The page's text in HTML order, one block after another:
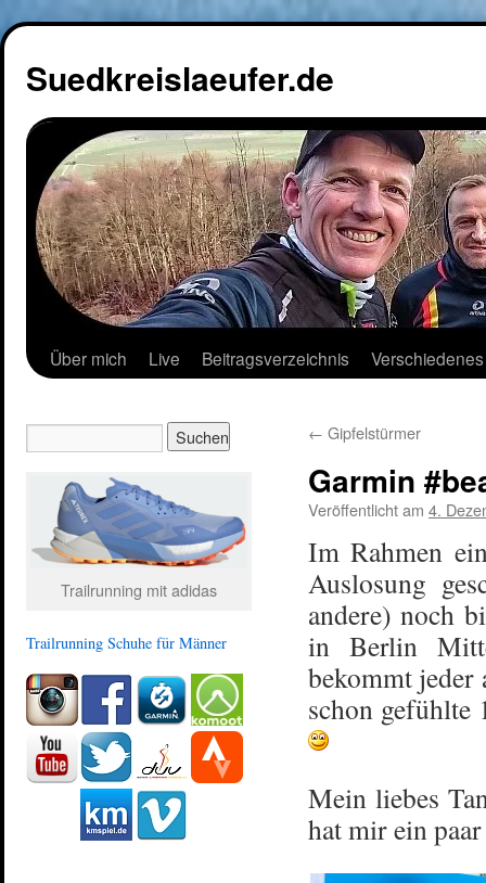
Suedkreislaeufer.de
Über mich Live Beitragsverzeichnis Verschiedenes
← Gipfelstürmer
Garmin
Veröffentlicht am 4.
Im Rahmen
Auslosung
andere) noch
in Berlin
bekommt jeder
schon gefühlte
Mein liebes
hat mir ein
Trailrunning mit adidas
Trailrunning Schuhe für Männer